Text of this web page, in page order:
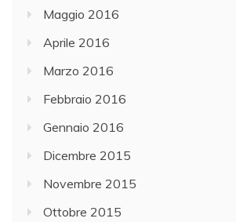
Maggio 2016
Aprile 2016
Marzo 2016
Febbraio 2016
Gennaio 2016
Dicembre 2015
Novembre 2015
Ottobre 2015